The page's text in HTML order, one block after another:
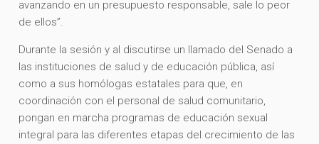
avanzando en un presupuesto responsable, sale lo peor
de ellos”.
Durante la sesión y al discutirse un llamado del Senado a
las instituciones de salud y de educación pública, así
como a sus homólogas estatales para que, en
coordinación con el personal de salud comunitario,
pongan en marcha programas de educación sexual
integral para las diferentes etapas del crecimiento de las